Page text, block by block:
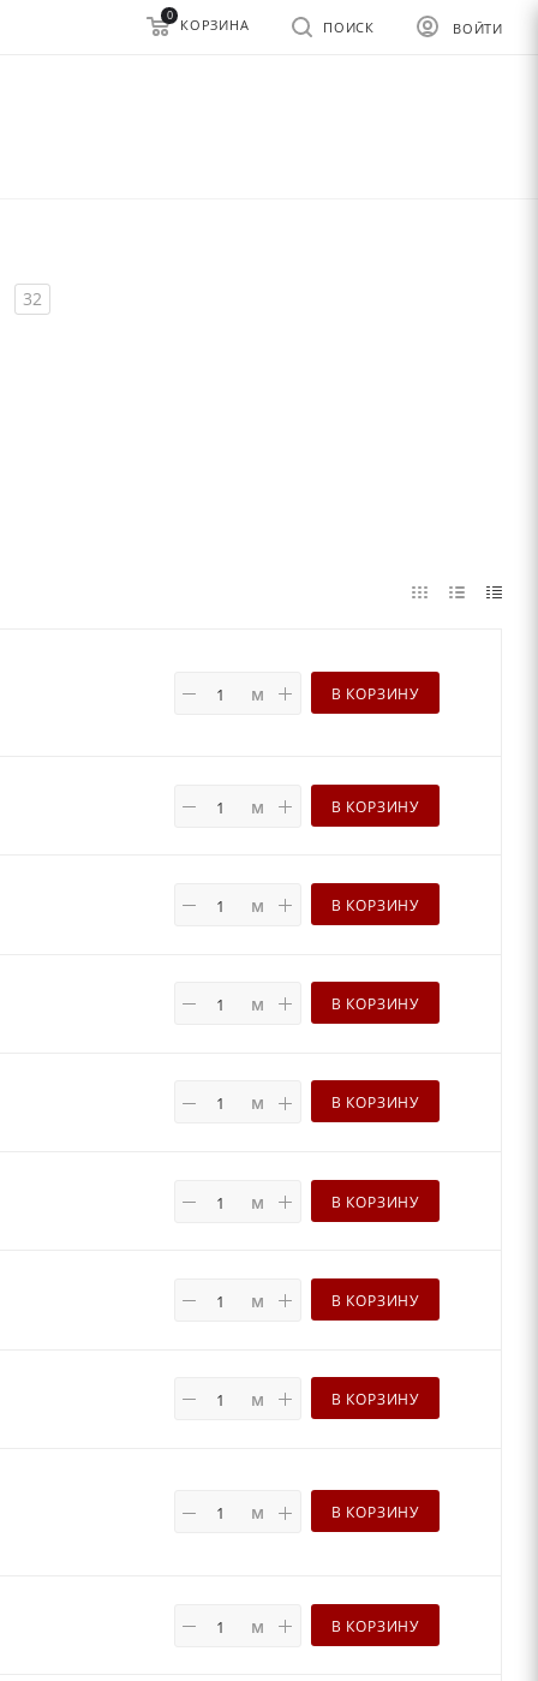
ВОЙТИ
ПОИСК
0
КОРЗИНА
32
м В КОРЗИНУ
м В КОРЗИНУ
м В КОРЗИНУ
м В КОРЗИНУ
м В КОРЗИНУ
м В КОРЗИНУ
м В КОРЗИНУ
м В КОРЗИНУ
м В КОРЗИНУ
м В КОРЗИНУ